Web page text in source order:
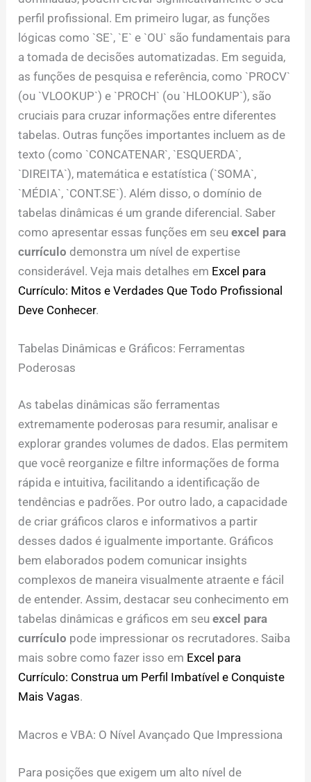
perfil profissional. Em primeiro lugar, as funções
lógicas como `SE`, `E` e `OU` são fundamentais para
a tomada de decisões automatizadas. Em seguida,
as funções de pesquisa e referência, como `PROCV`
(ou `VLOOKUP`) e `PROCH` (ou `HLOOKUP`), são
cruciais para cruzar informações entre diferentes
tabelas. Outras funções importantes incluem as de
texto (como `CONCATENAR`, `ESQUERDA`,
`DIREITA`), matemática e estatística (`SOMA`,
`MÉDIA`, `CONT.SE`). Além disso, o domínio de
tabelas dinâmicas é um grande diferencial. Saber
como apresentar essas funções em seuexcel para
currículo demonstra um nível de expertise
considerável. Veja mais detalhes em Excel para
Currículo: Mitos e Verdades Que Todo Profissional
Deve Conhecer.
Tabelas Dinâmicas e Gráficos: Ferramentas
Poderosas
As tabelas dinâmicas são ferramentas
extremamente poderosas para resumir, analisar e
explorar grandes volumes de dados. Elas permitem
que você reorganize e filtre informações de forma
rápida e intuitiva, facilitando a identificação de
tendências e padrões. Por outro lado, a capacidade
de criar gráficos claros e informativos a partir
desses dados é igualmente importante. Gráficos
bem elaborados podem comunicar insights
complexos de maneira visualmente atraente e fácil
de entender. Assim, destacar seu conhecimento em
tabelas dinâmicas e gráficos em seuexcel para
currículo pode impressionar os recrutadores. Saiba
mais sobre como fazer isso em Excel para
Currículo: Construa um Perfil Imbatível e Conquiste
Mais Vagas.
Macros e VBA: O Nível Avançado Que Impressiona
Para posições que exigem um alto nível de